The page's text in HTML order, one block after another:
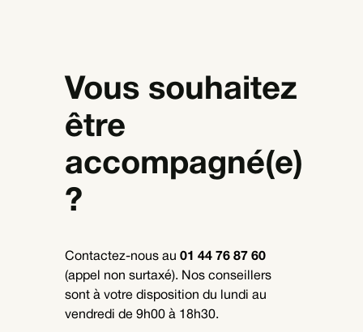
Vous souhaitez
être
accompagné(e)
?
Contactez-nous au 01 44 76 87 60
(appel non surtaxé). Nos conseillers
sont à votre disposition du lundi au
vendredi de 9h00 à 18h30.